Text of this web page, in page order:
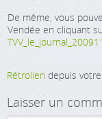
De même, vous
Vendée en cliquant
Rétrolien depuis
Laisser un